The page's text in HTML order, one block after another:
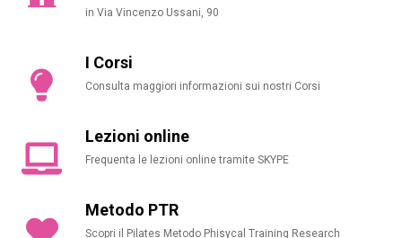
in Via Vincenzo Ussani, 90
I Corsi
Consulta maggiori informazioni sui nostri Corsi
Lezioni online
Frequenta le lezioni online tramite SKYPE
Metodo PTR
Scopri il Pilates Metodo Phisycal Training Research
WhatsApp